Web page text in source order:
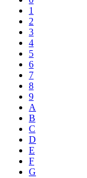
1
2
3
4
5
6
7
8
9
A
B
C
D
E
F
G